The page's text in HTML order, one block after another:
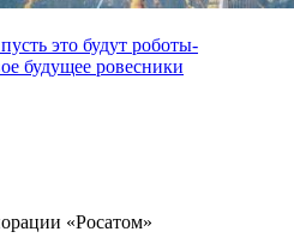
это будут роботы-
будущее ровесники
«Росатом»